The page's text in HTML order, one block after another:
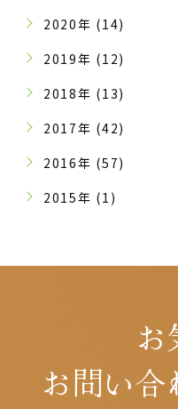
2020年 (14)
2019年 (12)
2018年 (13)
2017年 (42)
2016年 (57)
2015年 (1)
お
お問い